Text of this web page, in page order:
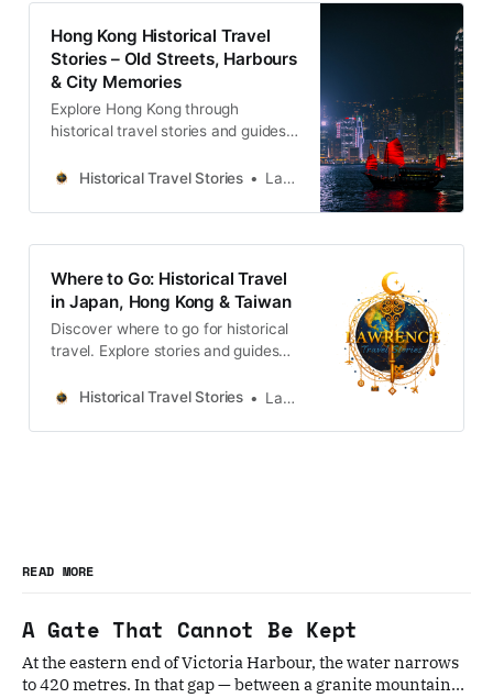
Hong Kong Historical Travel
Stories – Old Streets, Harbours
& City Memories
Explore Hong Kong through
historical travel stories and guides.
neighbourhoods filled with
Historical Travel Stories Lawrence
Where to Go: Historical Travel
in Japan, Hong Kong & Taiwan
Discover where to go for historical
travel. Explore stories and guides
Taiwan, more destinations like the
Historical Travel Stories Lawrence
READ MORE
A Gate That Cannot Be Kept
At the eastern end of Victoria Harbour, the water narrows
to 420 metres. In that gap — between a granite mountain